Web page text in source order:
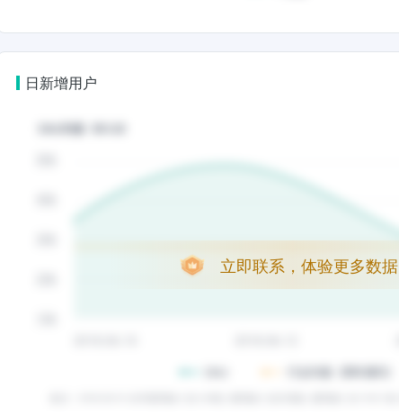
日新增用户
立即联系，体验更多数据